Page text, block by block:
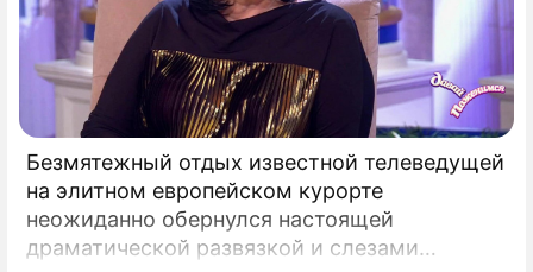
Безмятежный отдых известной телеведущей
на элитном европейском курорте
неожиданно обернулся настоящей
драматической развязкой и слезами